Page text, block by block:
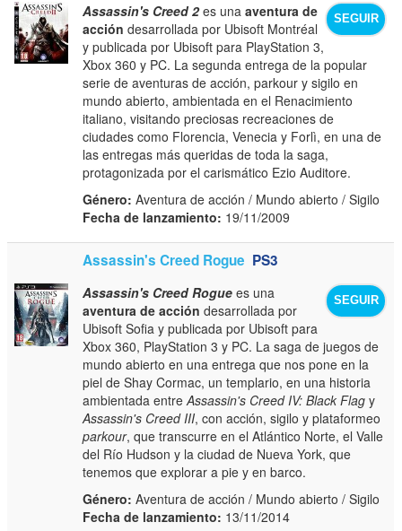
SEGUIR
Assassin's Creed 2es unaaventura de
acción desarrollada por Ubisoft Montréal
y publicada por Ubisoft para PlayStation 3,
Xbox 360 y PC. La segunda entrega de la popular
serie de aventuras de acción, parkour y sigilo en
mundo abierto, ambientada en el Renacimiento
italiano, visitando preciosas recreaciones de
ciudades como Florencia, Venecia y Forlì, en una de
las entregas más queridas de toda la saga,
protagonizada por el carismático Ezio Auditore.
Género: Aventura de acción / Mundo abierto / Sigilo
Fecha de lanzamiento: 19/11/2009
Assassin's Creed Rogue PS3
SEGUIR
Assassin's Creed Rogue es una
aventura de acción desarrollada por
Ubisoft Sofia y publicada por Ubisoft para
Xbox 360, PlayStation 3 y PC. La saga de juegos de
mundo abierto en una entrega que nos pone en la
piel de Shay Cormac, un templario, en una historia
ambientada entreAssassin's Creed IV: Black Flag y
Assassin's Creed III, con acción, sigilo y plataformeo
parkour, que transcurre en el Atlántico Norte, el Valle
del Río Hudson y la ciudad de Nueva York, que
tenemos que explorar a pie y en barco.
Género: Aventura de acción / Mundo abierto / Sigilo
Fecha de lanzamiento: 13/11/2014